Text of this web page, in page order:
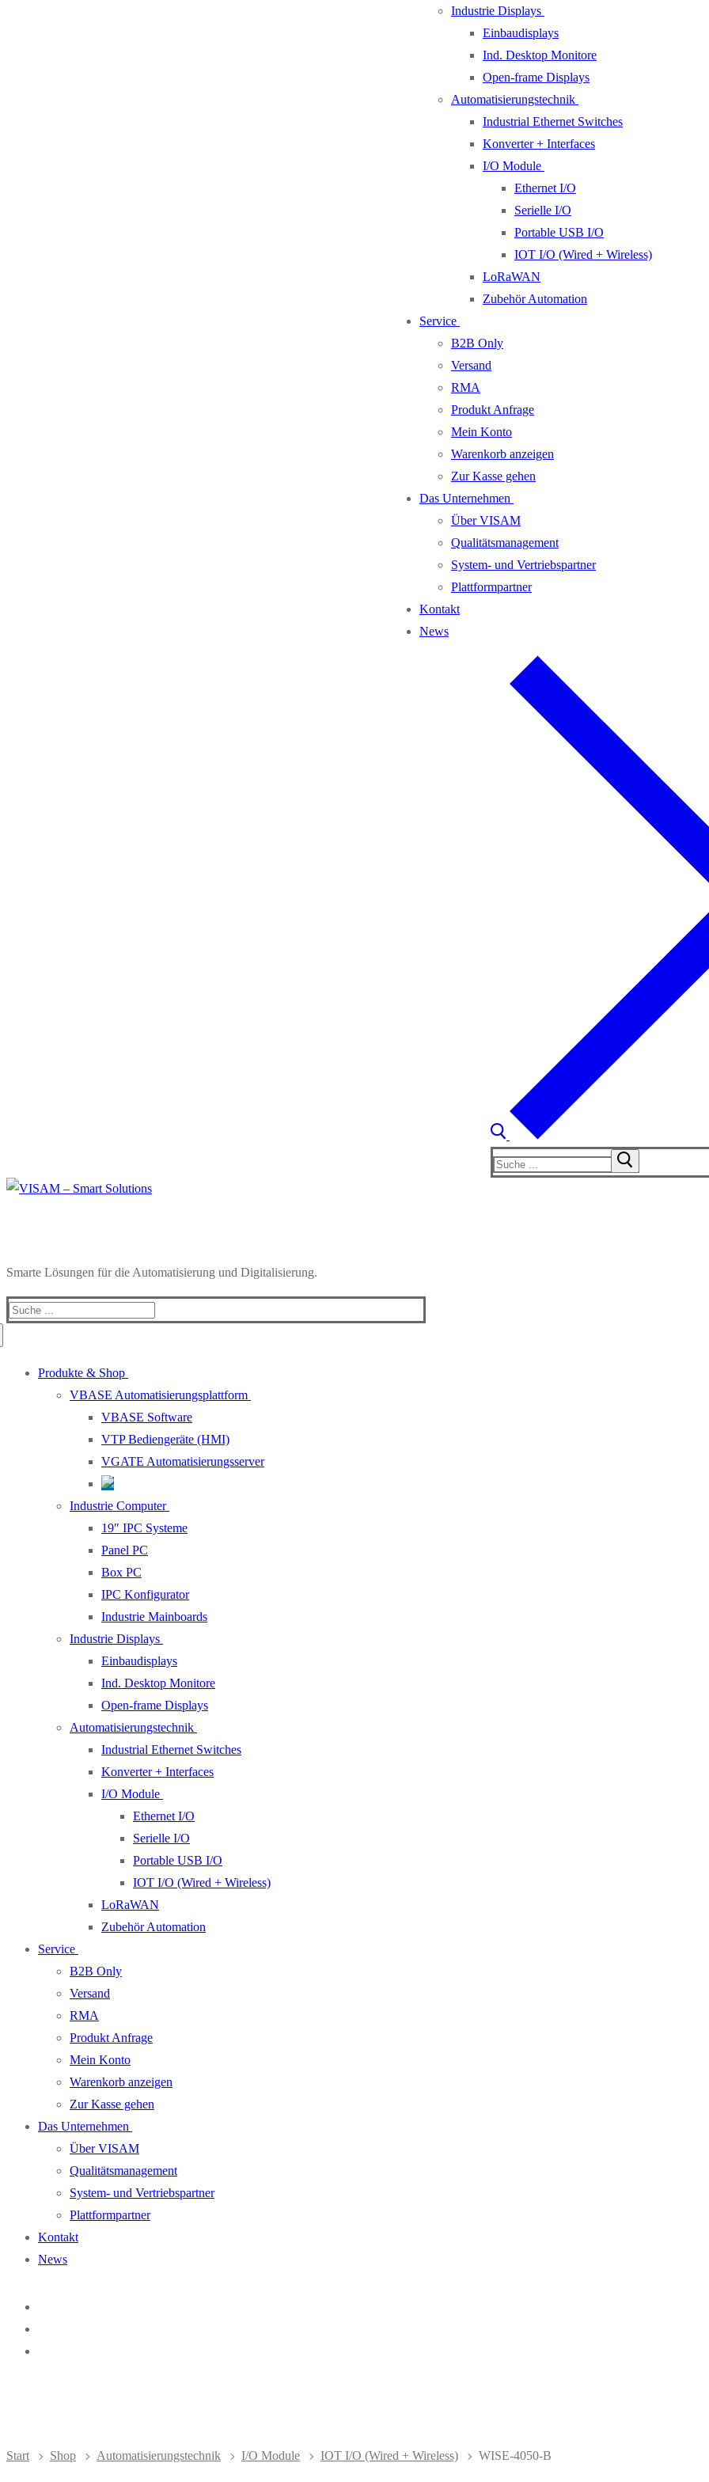
Industrie Displays
Einbaudisplays
Ind. Desktop Monitore
Open-frame Displays
Automatisierungstechnik
Industrial Ethernet Switches
Konverter + Interfaces
I/O Module
Ethernet I/O
Serielle I/O
Portable USB I/O
IOT I/O (Wired + Wireless)
LoRaWAN
Zubehör Automation
Service
B2B Only
Versand
RMA
Produkt Anfrage
Mein Konto
Warenkorb anzeigen
Zur Kasse gehen
Das Unternehmen
Über VISAM
Qualitätsmanagement
System- und Vertriebspartner
Plattformpartner
Kontakt
News
Smarte Lösungen für die Automatisierung und Digitalisierung.
Produkte & Shop
VBASE Automatisierungsplattform
VBASE Software
VTP Bediengeräte (HMI)
VGATE Automatisierungsserver
Industrie Computer
19″ IPC Systeme
Panel PC
Box PC
IPC Konfigurator
Industrie Mainboards
Industrie Displays
Einbaudisplays
Ind. Desktop Monitore
Open-frame Displays
Automatisierungstechnik
Industrial Ethernet Switches
Konverter + Interfaces
I/O Module
Ethernet I/O
Serielle I/O
Portable USB I/O
IOT I/O (Wired + Wireless)
LoRaWAN
Zubehör Automation
Service
B2B Only
Versand
RMA
Produkt Anfrage
Mein Konto
Warenkorb anzeigen
Zur Kasse gehen
Das Unternehmen
Über VISAM
Qualitätsmanagement
System- und Vertriebspartner
Plattformpartner
Kontakt
News
Start Shop Automatisierungstechnik I/O Module IOT I/O (Wired + Wireless) WISE-4050-B